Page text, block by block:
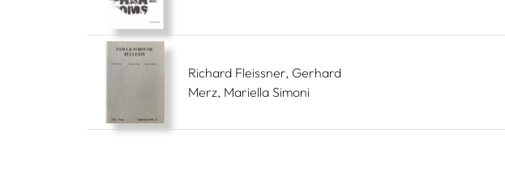
Richard Fleissner, Gerhard
Merz, Mariella Simoni